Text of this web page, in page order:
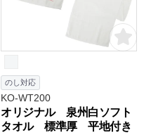
のし対応
KO-WT200
オリジナル 泉州白ソフト
タオル 標準厚 平地付き